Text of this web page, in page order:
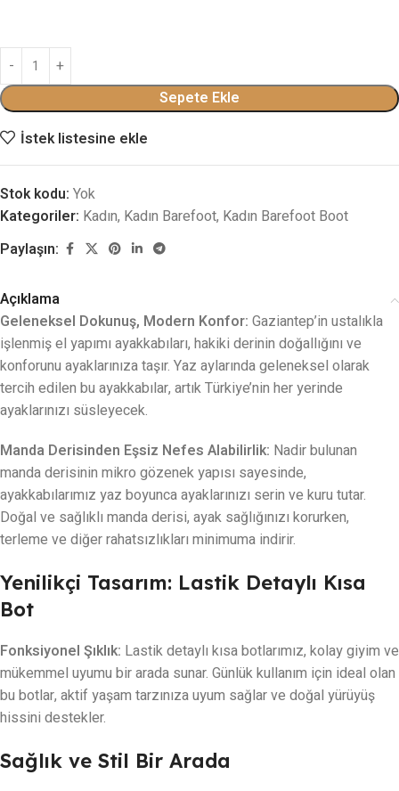
Sepete Ekle
İstek listesine ekle
Stok kodu: Yok
Kategoriler: Kadın, Kadın Barefoot, Kadın Barefoot Boot
Paylaşın:
Açıklama
Geleneksel Dokunuş, Modern Konfor: Gaziantep’in ustalıkla
işlenmiş el yapımı ayakkabıları, hakiki derinin doğallığını ve
konforunu ayaklarınıza taşır. Yaz aylarında geleneksel olarak
tercih edilen bu ayakkabılar, artık Türkiye’nin her yerinde
ayaklarınızı süsleyecek.
Manda Derisinden Eşsiz Nefes Alabilirlik: Nadir bulunan
manda derisinin mikro gözenek yapısı sayesinde,
ayakkabılarımız yaz boyunca ayaklarınızı serin ve kuru tutar.
Doğal ve sağlıklı manda derisi, ayak sağlığınızı korurken,
terleme ve diğer rahatsızlıkları minimuma indirir.
Yenilikçi Tasarım: Lastik Detaylı Kısa
Bot
Fonksiyonel Şıklık: Lastik detaylı kısa botlarımız, kolay giyim ve
mükemmel uyumu bir arada sunar. Günlük kullanım için ideal olan
bu botlar, aktif yaşam tarzınıza uyum sağlar ve doğal yürüyüş
hissini destekler.
Sağlık ve Stil Bir Arada